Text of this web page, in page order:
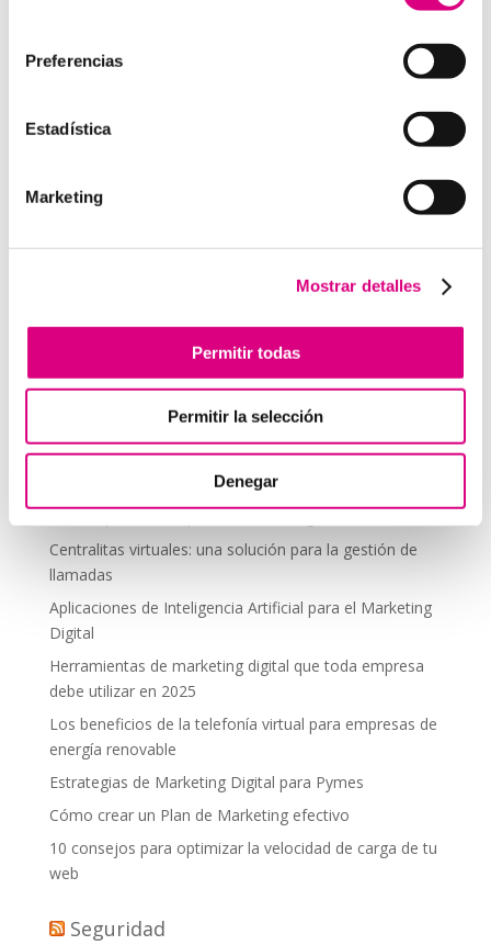
Preferencias
Estadística
Marketing
Mostrar detalles
Permitir todas
Permitir la selección
Denegar
cliente.
Enviar comentario
comentario.
Telefonía Virtual
Interfonos IP para aerogeneradores: comunicación
desde donde estés
Tendencias actuales en marketing y publicidad que
debes aplicar en tu plan de marketing
Centralitas virtuales: una solución para la gestión de
llamadas
Aplicaciones de Inteligencia Artificial para el Marketing
Digital
Herramientas de marketing digital que toda empresa
debe utilizar en 2025
Los beneficios de la telefonía virtual para empresas de
energía renovable
Estrategias de Marketing Digital para Pymes
Cómo crear un Plan de Marketing efectivo
10 consejos para optimizar la velocidad de carga de tu
web
Seguridad